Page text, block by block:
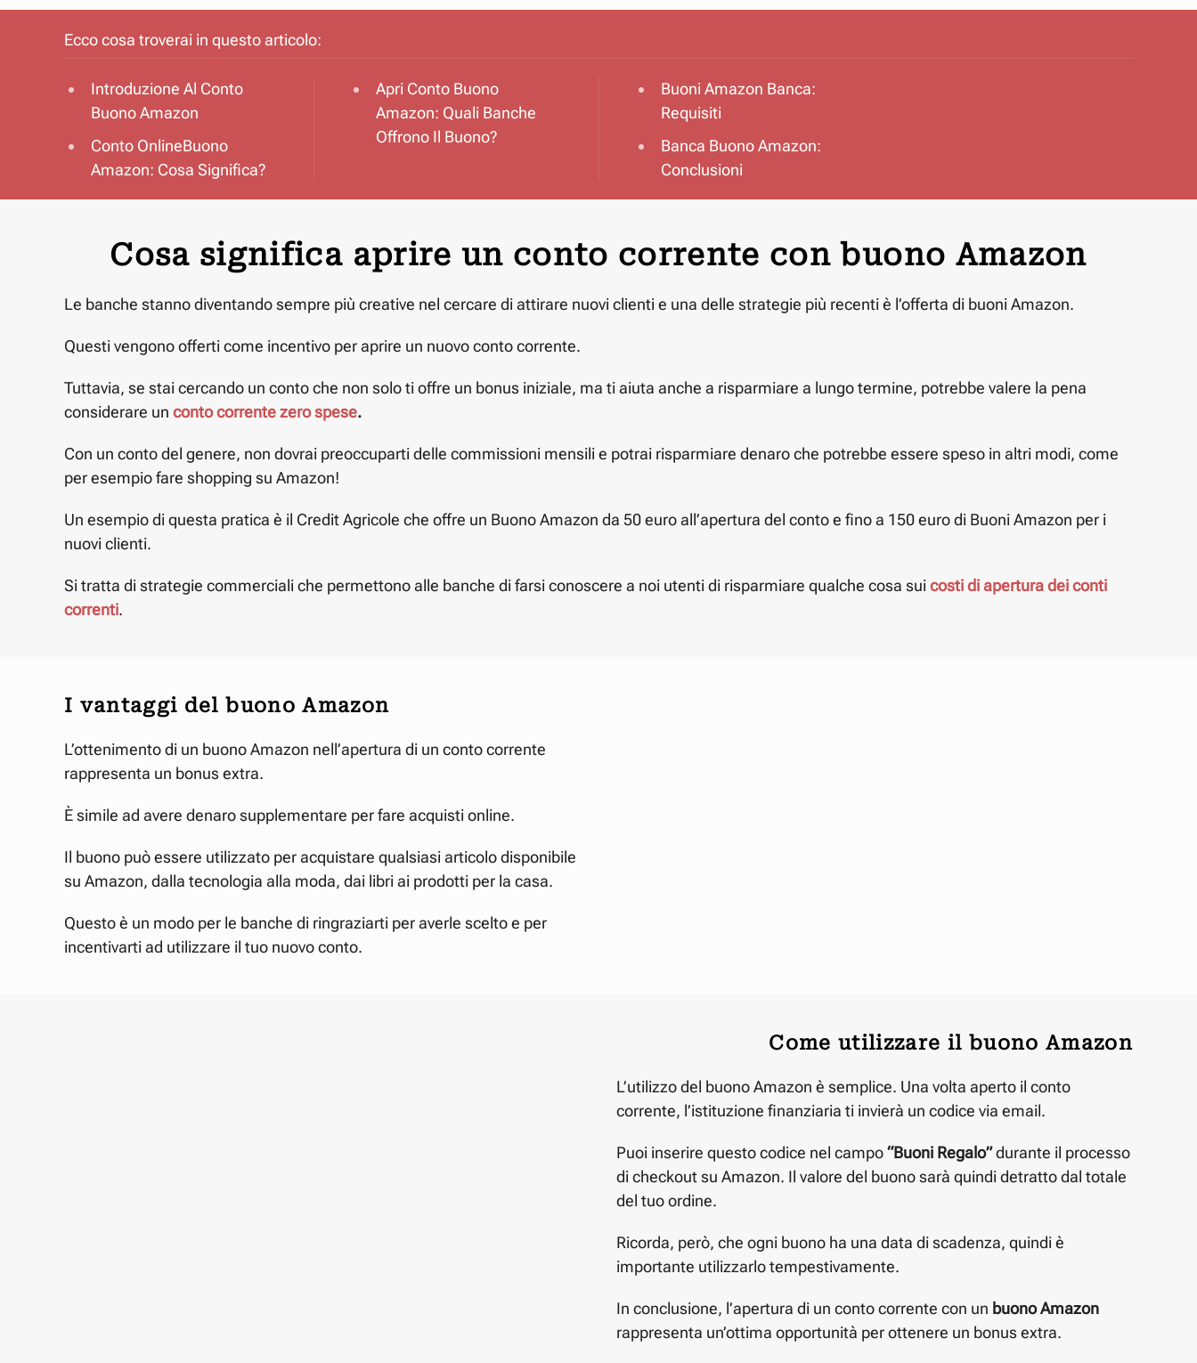
Ecco cosa troverai in questo articolo:
Introduzione Al Conto
Buono Amazon
Conto OnlineBuono
Amazon: Cosa Significa?
Apri Conto Buono
Amazon: Quali Banche
Offrono Il Buono?
Buoni Amazon Banca:
Requisiti
Banca Buono Amazon:
Conclusioni
Cosa significa aprire un conto corrente con buono Amazon
Le banche stanno diventando sempre più creative nel cercare di attirare nuovi clienti e una delle strategie più recenti è l’offerta di buoni Amazon.
Questi vengono offerti come incentivo per aprire un nuovo conto corrente.
Tuttavia, se stai cercando un conto che non solo ti offre un bonus iniziale, ma ti aiuta anche a risparmiare a lungo termine, potrebbe valere la pena
considerare un conto corrente zero spese.
Con un conto del genere, non dovrai preoccuparti delle commissioni mensili e potrai risparmiare denaro che potrebbe essere speso in altri modi, come
per esempio fare shopping su Amazon!
Un esempio di questa pratica è il Credit Agricole che offre un Buono Amazon da 50 euro all’apertura del conto e fino a 150 euro di Buoni Amazon per i
nuovi clienti.
Si tratta di strategie commerciali che permettono alle banche di farsi conoscere a noi utenti di risparmiare qualche cosa sui costi di apertura dei conti
correnti.
I vantaggi del buono Amazon
L’ottenimento di un buono Amazon nell’apertura di un conto corrente
rappresenta un bonus extra.
È simile ad avere denaro supplementare per fare acquisti online.
Il buono può essere utilizzato per acquistare qualsiasi articolo disponibile
su Amazon, dalla tecnologia alla moda, dai libri ai prodotti per la casa.
Questo è un modo per le banche di ringraziarti per averle scelto e per
incentivarti ad utilizzare il tuo nuovo conto.
Come utilizzare il buono Amazon
L’utilizzo del buono Amazon è semplice. Una volta aperto il conto
corrente, l’istituzione finanziaria ti invierà un codice via email.
Puoi inserire questo codice nel campo“Buoni Regalo”durante il processo
di checkout su Amazon. Il valore del buono sarà quindi detratto dal totale
del tuo ordine.
Ricorda, però, che ogni buono ha una data di scadenza, quindi è
importante utilizzarlo tempestivamente.
In conclusione, l’apertura di un conto corrente con un buono Amazon
rappresenta un’ottima opportunità per ottenere un bonus extra.